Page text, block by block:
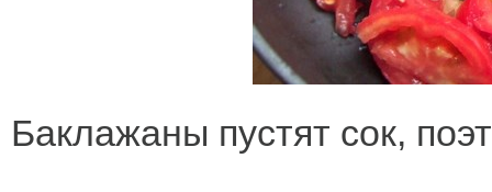
Баклажаны пустят сок,